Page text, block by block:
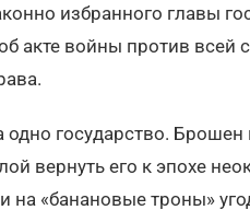
избранного главы
акте войны против всей
одно государство.
вернуть его к эпохе
«банановые троны»